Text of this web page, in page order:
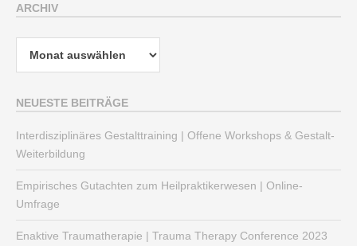
ARCHIV
Archiv
NEUESTE BEITRÄGE
Interdisziplinäres Gestalttraining | Offene Workshops & Gestalt-
Weiterbildung
Empirisches Gutachten zum Heilpraktikerwesen | Online-
Umfrage
Enaktive Traumatherapie | Trauma Therapy Conference 2023